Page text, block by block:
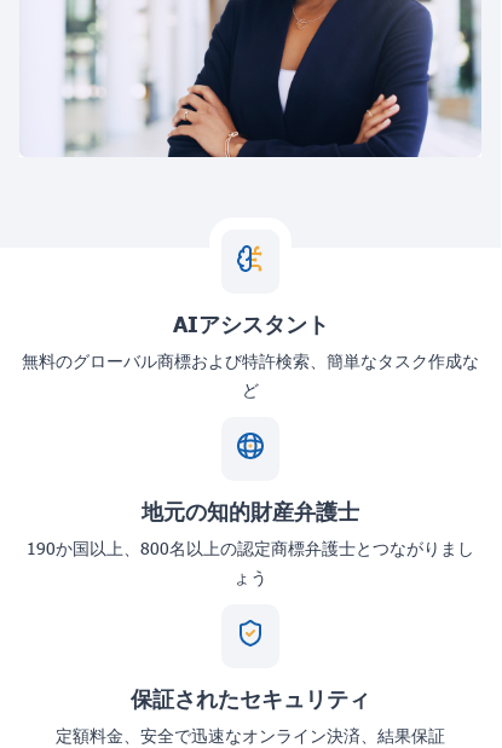
AIアシスタント
無料のグローバル商標および特許検索、簡単なタスク作成な
ど
地元の知的財産弁護士
190か国以上、800名以上の認定商標弁護士とつながりまし
ょう
保証されたセキュリティ
定額料金、安全で迅速なオンライン決済、結果保証